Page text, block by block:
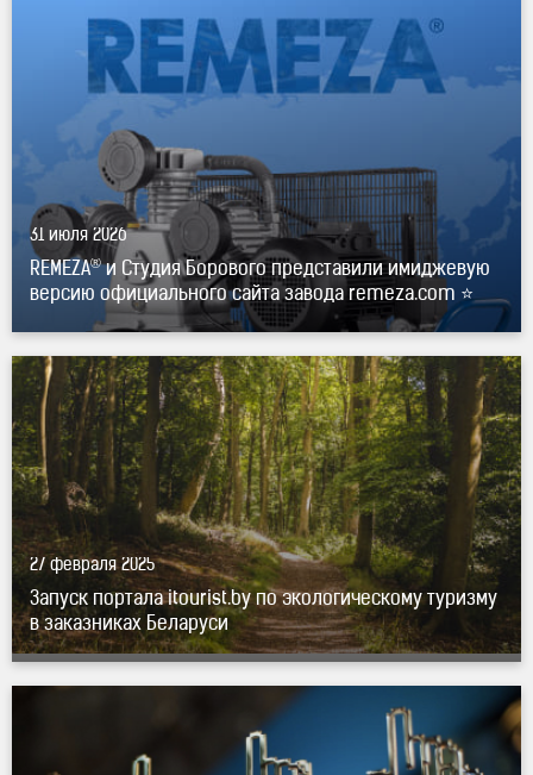
официального сайта завода remeza.com ⭐"
title="REMEZA
и Студия Борового представили
имиджевую версию официального сайта завода
remeza.com ⭐" />
31 июля 2026
REMEZA®и Студия Борового представили имиджевую
версию официального сайта завода remeza.com ⭐
27 февраля 2025
Запуск портала itourist.by по экологическому туризму
в заказниках Беларуси
постсоветского пространства
по продвижению проектов на
по версии
Рейтинга Рунета 2020" title="Студия Борового вошла